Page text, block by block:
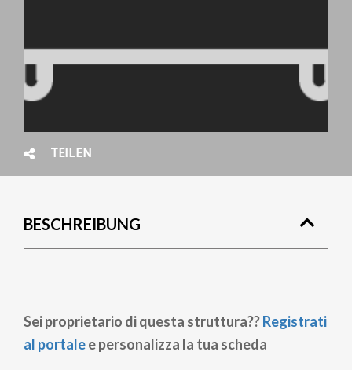
TEILEN
BESCHREIBUNG
Sei proprietario di questa struttura??Registrati
al portalee personalizza la tua scheda